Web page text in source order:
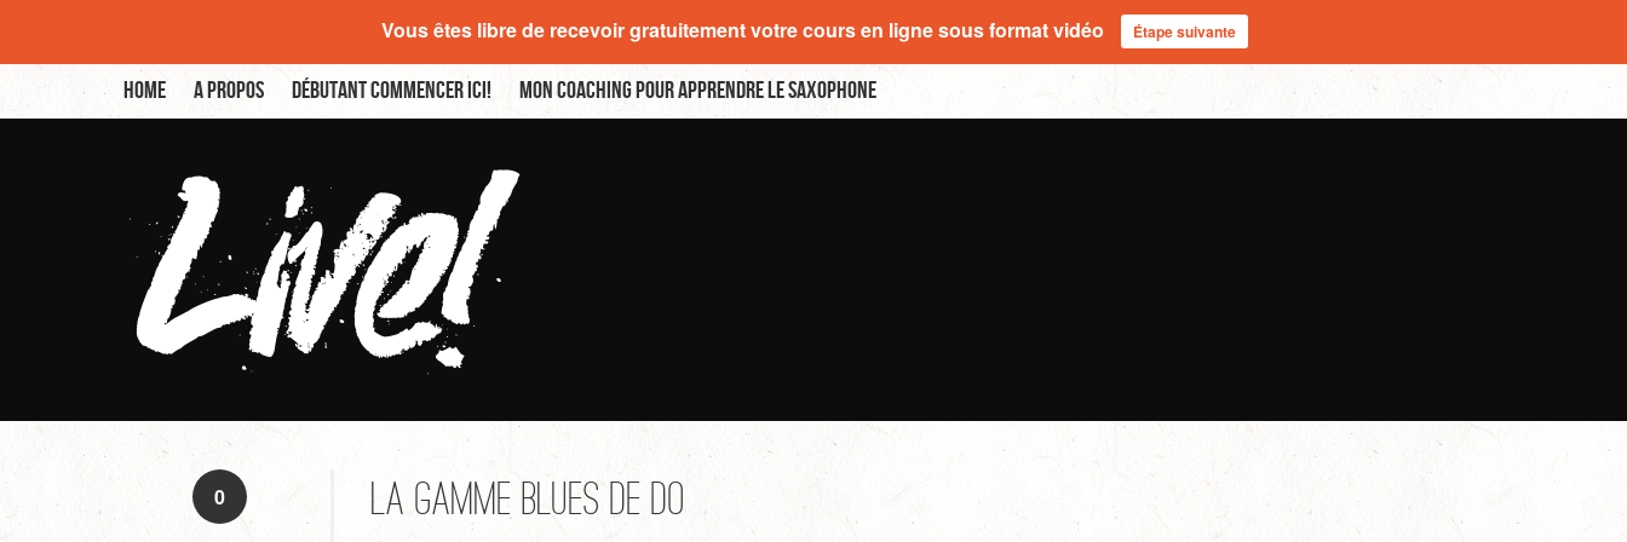
Home A propos Débutant commencer ici! Mon coaching pour apprendre le saxophone
0 La gamme blues de DO
Vous êtes libre de recevoir gratuitement votre cours en ligne sous format vidéo Étape suivante